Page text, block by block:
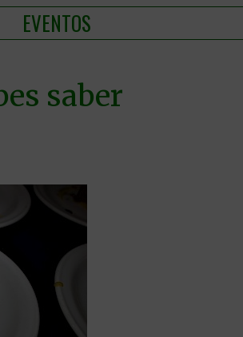
EVENTOS
saber